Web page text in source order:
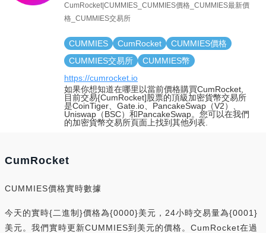
CumRocket|CUMMIES_CUMMIES價格_CUMMIES最新價
格_CUMMIES交易所
CUMMIES CumRocket
CUMMIES價格
CUMMIES交易所
CUMMIES幣
https://cumrocket.io
如果你想知道在哪里以當前價格購買CumRocket,
目前交易{CumRocket]股票的頂級加密貨幣交易所
是CoinTiger、Gate.io、PancakeSwap（V2）、
Uniswap（BSC）和PancakeSwap。您可以在我們
的加密貨幣交易所頁面上找到其他列表.
CumRocket
CUMMIES價格實時數據
今天的實時{二進制}價格為{0000}美元，24小時交易量為{0001}
美元。我們實時更新CUMMIES到美元的價格。CumRocket在過